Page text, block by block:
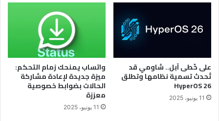
على خُطى آبل.. شاومي قد
تُحدث تسمية نظامها وتطلق
HyperOS 26
11 يونيو، 2025
واتساب يمنحك زمام التحكم:
ميزة جديدة لإعادة مشاركة
الحالات بضوابط خصوصية
معززة
11 يونيو، 2025